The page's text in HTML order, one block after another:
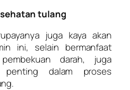
tulang
juga kaya akan
ini, selain bermanfaat
darah, juga
penting dalam proses